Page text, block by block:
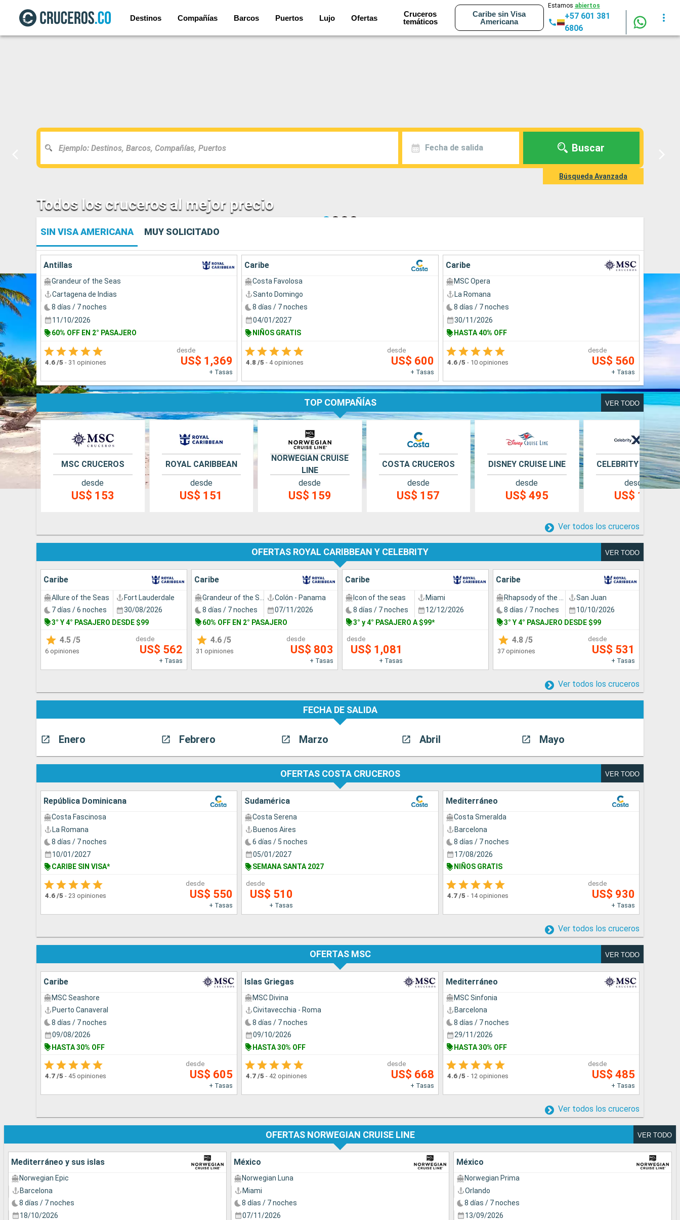
Destinos Compañías Barcos Puertos Lujo Ofertas
Cruceros
temáticos
Caribe sin Visa
Americana
Estamos abiertos
+57 601 381
6806
Fecha de salida Buscar
Búsqueda Avanzada
Todos los cruceros al mejor precio
SIN VISA AMERICANA MUY SOLICITADO
Antillas
Grandeur of the Seas
Cartagena de Indias
8 días / 7 noches
11/10/2026
60% OFF EN 2° PASAJERO
4.6 /5 - 31 opiniones
desde
US$ 1,369
+ Tasas
Caribe
Costa Favolosa
Santo Domingo
8 días / 7 noches
04/01/2027
NIÑOS GRATIS
4.8 /5 - 4 opiniones
desde
US$ 600
+ Tasas
Caribe
MSC Opera
La Romana
8 días / 7 noches
30/11/2026
HASTA 40% OFF
4.6/5 - 10 opiniones
desde
US$ 560
+ Tasas
TOP COMPAÑÍAS VER TODO
MSC CRUCEROS
desde
US$ 153
ROYAL CARIBBEAN
desde
US$ 151
NORWEGIAN CRUISE
LINE
desde
US$ 159
COSTA CRUCEROS
desde
US$ 157
DISNEY CRUISE LINE
desde
US$ 495
CELEBRITY CRUISES
desde
US$ 194
Ver todos los cruceros
OFERTAS ROYAL CARIBBEAN Y CELEBRITY VER TODO
Caribe
Allure of the Seas
Fort Lauderdale
7 días / 6 noches
30/08/2026
3° Y 4° PASAJERO DESDE $99
4.5 /5
6 opiniones
desde
US$ 562
+ Tasas
Caribe
Colón - Panama
8 días / 7 noches
07/11/2026
60% OFF EN 2° PASAJERO
4.6 /5
31 opiniones
desde
US$ 803
+ Tasas
Caribe
Icon of the seas
Miami
8 días / 7 noches
12/12/2026
3° y 4° PASAJERO A $99*
desde
US$ 1,081
+ Tasas
Caribe
San Juan
8 días / 7 noches
10/10/2026
3° Y 4° PASAJERO DESDE $99
4.8 /5
37 opiniones
desde
US$ 531
+ Tasas
Ver todos los cruceros
FECHA DE SALIDA
Enero Febrero Marzo Abril Mayo
OFERTAS COSTA CRUCEROS VER TODO
República Dominicana
Costa Fascinosa
La Romana
8 días / 7 noches
10/01/2027
CARIBE SIN VISA*
4.6 /5 - 23 opiniones
desde
US$ 550
+ Tasas
Sudamérica
Costa Serena
Buenos Aires
6 días / 5 noches
05/01/2027
SEMANA SANTA 2027
desde
US$ 510
+ Tasas
Mediterráneo
Costa Smeralda
Barcelona
8 días / 7 noches
17/08/2026
NIÑOS GRATIS
4.7/5 - 14 opiniones
desde
US$ 930
+ Tasas
Ver todos los cruceros
OFERTAS MSC VER TODO
Caribe
MSC Seashore
Puerto Canaveral
8 días / 7 noches
09/08/2026
HASTA 30% OFF
4.7 /5 - 45 opiniones
desde
US$ 605
+ Tasas
Islas Griegas
MSC Divina
Civitavecchia - Roma
8 días / 7 noches
09/10/2026
HASTA 30% OFF
4.7 /5 - 42 opiniones
desde
US$ 668
+ Tasas
Mediterráneo
MSC Sinfonia
Barcelona
8 días / 7 noches
29/11/2026
HASTA 30% OFF
4.6/5 - 12 opiniones
desde
US$ 485
+ Tasas
Ver todos los cruceros
OFERTAS NORWEGIAN CRUISE LINE VER TODO
Mediterráneo y sus islas
Norwegian Epic
Barcelona
8 días / 7 noches
18/10/2026
México
Norwegian Luna
Miami
8 días / 7 noches
07/11/2026
México
Norwegian Prima
Orlando
8 días / 7 noches
13/09/2026